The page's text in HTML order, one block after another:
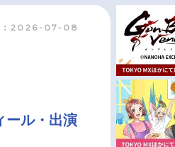
2.5次元 配信・Vtuber
今期アニメ曜日別一覧
夏アニメ
：2026-07-08
ール・出演